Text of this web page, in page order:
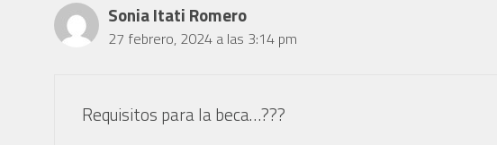
Sonia Itati Romero
27 febrero, 2024 a las 3:14 pm
Requisitos para la beca…???